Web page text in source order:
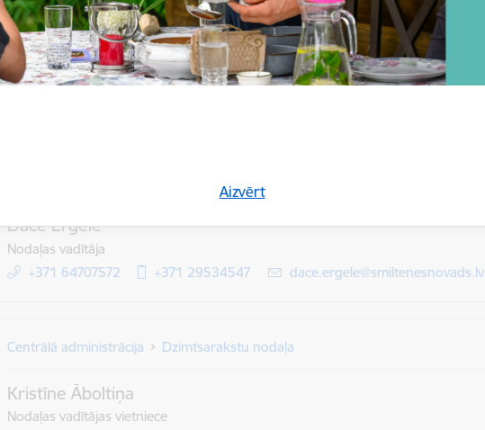
Aizvērt
Saņemt pakalpojumu Klātienē E-pakalpojums
Dace Ērģele
Nodaļas vadītāja
+371 64707572
+371 29534547 E-pasts:
dace.ergele@smiltenesnovads.lv
Centrālā administrācija Dzimtsarakstu nodaļa
Kristīne Āboltiņa
Nodaļas vadītājas vietniece